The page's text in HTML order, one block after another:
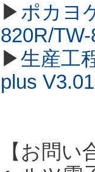
▶ポカヨ
820R/
▶生産工
plus V3.01
【お問い